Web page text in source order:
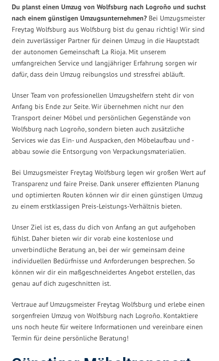
Du planst einen Umzug von Wolfsburg nach Logroño und suchst
nach einem günstigen Umzugsunternehmen? Bei Umzugsmeister
Freytag Wolfsburg aus Wolfsburg bist du genau richtig! Wir sind
dein zuverlässiger Partner für deinen Umzug in die Hauptstadt
der autonomen Gemeinschaft La Rioja. Mit unserem
umfangreichen Service und langjähriger Erfahrung sorgen wir
dafür, dass dein Umzug reibungslos und stressfrei abläuft.
Unser Team von professionellen Umzugshelfern steht dir von
Anfang bis Ende zur Seite. Wir übernehmen nicht nur den
Transport deiner Möbel und persönlichen Gegenstände von
Wolfsburg nach Logroño, sondern bieten auch zusätzliche
Services wie das Ein- und Auspacken, den Möbelaufbau und -
abbau sowie die Entsorgung von Verpackungsmaterialien.
Bei Umzugsmeister Freytag Wolfsburg legen wir großen Wert auf
Transparenz und faire Preise. Dank unserer effizienten Planung
und optimierten Routen können wir dir einen günstigen Umzug
zu einem erstklassigen Preis-Leistungs-Verhältnis bieten.
Unser Ziel ist es, dass du dich von Anfang an gut aufgehoben
fühlst. Daher bieten wir dir vorab eine kostenlose und
unverbindliche Beratung an, bei der wir gemeinsam deine
individuellen Bedürfnisse und Anforderungen besprechen. So
können wir dir ein maßgeschneidertes Angebot erstellen, das
genau auf dich zugeschnitten ist.
Vertraue auf Umzugsmeister Freytag Wolfsburg und erlebe einen
sorgenfreien Umzug von Wolfsburg nach Logroño. Kontaktiere
uns noch heute für weitere Informationen und vereinbare einen
Termin für deine persönliche Beratung!